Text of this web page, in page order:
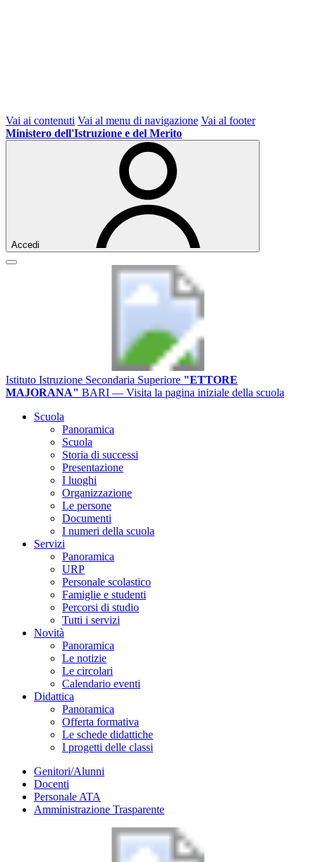
Vai ai contenuti Vai al menu di navigazione Vai al footer
Ministero dell'Istruzione e del Merito
Accedi
Istituto Istruzione Secondaria Superiore "ETTORE
MAJORANA" BARI — Visita la pagina iniziale della scuola
Scuola
Panoramica
Scuola
Storia di successi
Presentazione
I luoghi
Organizzazione
Le persone
Documenti
I numeri della scuola
Servizi
Panoramica
URP
Personale scolastico
Famiglie e studenti
Percorsi di studio
Tutti i servizi
Novità
Panoramica
Le notizie
Le circolari
Calendario eventi
Didattica
Panoramica
Offerta formativa
Le schede didattiche
I progetti delle classi
Genitori/Alunni
Docenti
Personale ATA
Amministrazione Trasparente